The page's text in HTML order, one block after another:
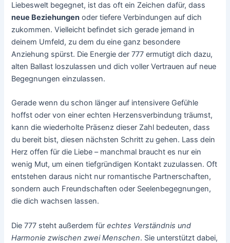
Liebeswelt begegnet, ist das oft ein Zeichen dafür, dass
neue Beziehungen oder tiefere Verbindungen auf dich
zukommen. Vielleicht befindet sich gerade jemand in
deinem Umfeld, zu dem du eine ganz besondere
Anziehung spürst. Die Energie der 777 ermutigt dich dazu,
alten Ballast loszulassen und dich voller Vertrauen auf neue
Begegnungen einzulassen.
Gerade wenn du schon länger auf intensivere Gefühle
hoffst oder von einer echten Herzensverbindung träumst,
kann die wiederholte Präsenz dieser Zahl bedeuten, dass
du bereit bist, diesen nächsten Schritt zu gehen. Lass dein
Herz offen für die Liebe – manchmal braucht es nur ein
wenig Mut, um einen tiefgründigen Kontakt zuzulassen. Oft
entstehen daraus nicht nur romantische Partnerschaften,
sondern auch Freundschaften oder Seelenbegegnungen,
die dich wachsen lassen.
Die 777 steht außerdem fürechtes Verständnis und
Harmonie zwischen zwei Menschen. Sie unterstützt dabei,